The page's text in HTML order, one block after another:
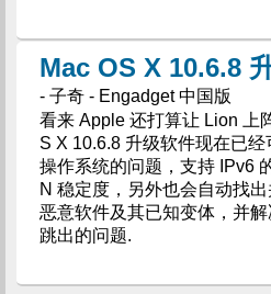
Mac OS X 10.6.8
- 子奇 - Engadget 中国版
看来 Apple 还打算让 Lion 上
S X 10.6.8 升级软件现在已
操作系统的问题，支持 IPv6
N 稳定度，另外也会自动找
恶意软件及其已知变体，并
跳出的问题.